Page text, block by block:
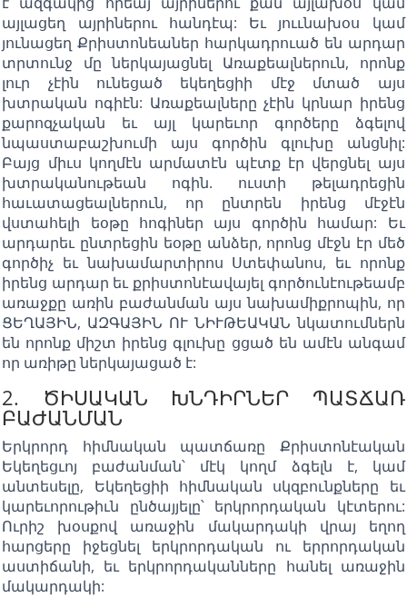
այլացեղ այրիներու հանդէպ: Եւ յոււնախօս կամ
յունացեղ Քրիստոնեաներ հարկադրուած են արդար
տրտունջ մը ներկայացնել Առաքեալներուն, որոնք
լուր չէին ունեցած եկեղեցիի մէջ մտած այս
խտրական ոգիէն: Առաքեալները չէին կրնար իրենց
քարոզչական եւ այլ կարեւոր գործերը ձգելով
նպաստաբաշխումի այս գործին գլուխը անցնիլ:
Բայց միւս կողմէն արմատէն պէտք էր վերցնել այս
խտրականութեան ոգին. ուստի թելադրեցին
հաւատացեալներուն, որ ընտրեն իրենց մէջէն
վստահելի եօթը հոգիներ այս գործին համար: Եւ
արդարեւ ընտրեցին եօթը անձեր, որոնց մէջն էր մեծ
գործիչ եւ նախամարտիրոս Ստեփանոս, եւ որոնք
իրենց արդար եւ քրիստոնէավայել գործունէութեամբ
առաջքը առին բաժանման այս նախամիքրոպին, որ
ՑԵՂԱՅԻՆ, ԱԶԳԱՅԻՆ ՈՒ ՆԻՒԹԵԱԿԱՆ նկատումներն
են որոնք միշտ իրենց գլուխը ցցած են ամէն անգամ
որ առիթը ներկայացած է:
2. ԾԻՍԱԿԱՆ ԽՆԴԻՐՆԵՐ ՊԱՏՃԱՌ
ԲԱԺԱՆՄԱՆ
Երկրորդ հիմնական պատճառը Քրիստոնէական
Եկեղեցւոյ բաժանման՝ մէկ կողմ ձգելն է, կամ
անտեսելը, Եկեղեցիի հիմնական սկզբունքները եւ
կարեւորութիւն ընծայյելը՝ երկրորդական կէտերու:
Ուրիշ խօսքով առաջին մակարդակի վրայ եղող
հարցերը իջեցնել երկրորդական ու երրորդական
աստիճանի, եւ երկրորդականները հանել առաջին
մակարդակի: